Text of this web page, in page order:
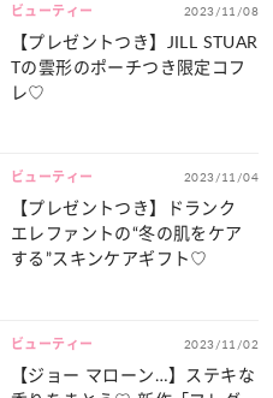
ビューティー 2023/11/08
【プレゼントつき】JILL STUAR
Tの雲形のポーチつき限定コフ
レ♡
ビューティー 2023/11/04
【プレゼントつき】ドランク
エレファントの“冬の肌をケア
する”スキンケアギフト♡
ビューティー 2023/11/02
【ジョー マローン…】ステキな